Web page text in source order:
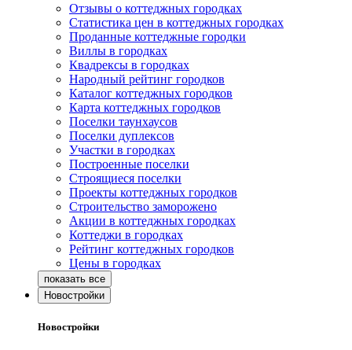
Отзывы о коттеджных городках
Статистика цен в коттеджных городках
Проданные коттеджные городки
Виллы в городках
Квадрексы в городках
Народный рейтинг городков
Каталог коттеджных городков
Карта коттеджных городков
Поселки таунхаусов
Поселки дуплексов
Участки в городках
Построенные поселки
Строящиеся поселки
Проекты коттеджных городков
Строительство заморожено
Акции в коттеджных городках
Коттеджи в городках
Рейтинг коттеджных городков
Цены в городках
Новостройки
Новостройки